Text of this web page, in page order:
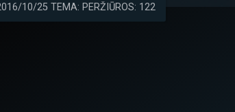
10/25 TEMA: PERŽIŪROS: 122